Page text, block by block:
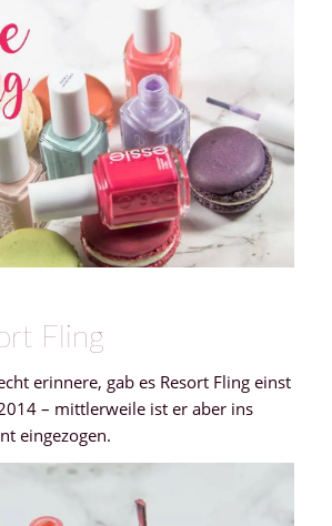
Fling
erinnere, gab es Resort Fling einst
– mittlerweile ist er aber ins
eingezogen.